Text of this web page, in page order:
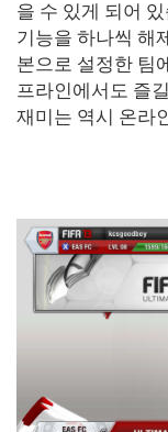
을 수 있게 되어
기능을 하나씩 해
본으로 설정한 팀
프라인에서도 즐
재미는 역시 온라